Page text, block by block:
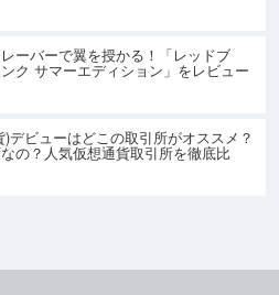
ーバーで翼を授かる！「レッドブ
ク サマーエディション」をレビュー
デビューはどこの取引所がオススメ？
の？人気仮想通貨取引所を徹底比